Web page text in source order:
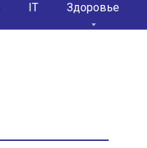
IT Здоровье